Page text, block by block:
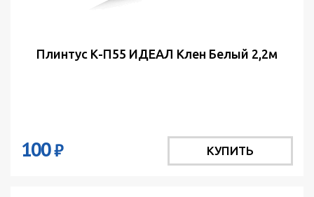
Плинтус К-П55 ИДЕАЛ Клен Белый 2,2м
100₽ КУПИТЬ